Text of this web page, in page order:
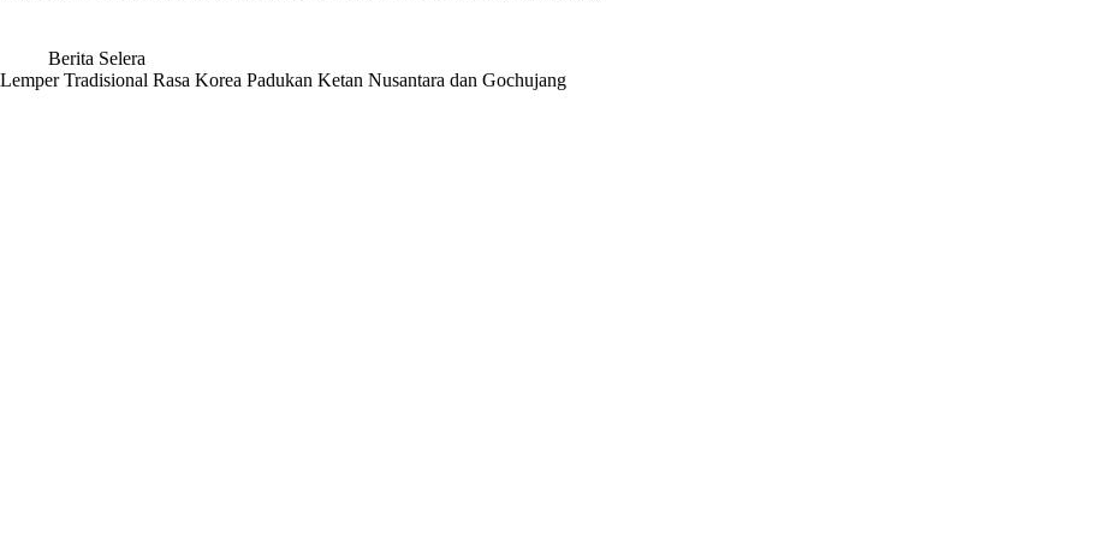
Berita Selera
Lemper Tradisional Rasa Korea Padukan Ketan Nusantara dan Gochujang